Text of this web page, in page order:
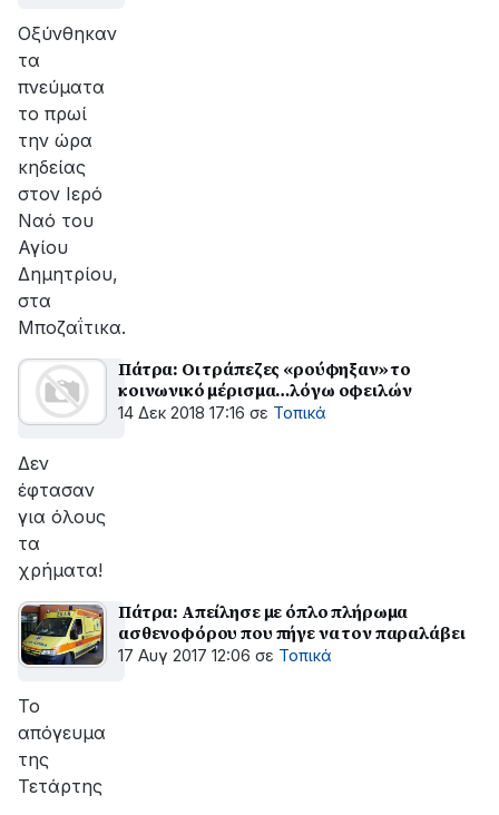
Οξύνθηκαν
τα
πνεύματα
το πρωί
την ώρα
κηδείας
στον Ιερό
Ναό του
Αγίου
Δημητρίου,
στα
Μποζαΐτικα.
Πάτρα: Οι τράπεζες «ρούφηξαν» το
κοινωνικό μέρισμα…λόγω οφειλών
14 Δεκ 2018 17:16 σε Τοπικά
Δεν
έφτασαν
για όλους
τα
χρήματα!
Πάτρα: Απείλησε με όπλο πλήρωμα
ασθενοφόρου που πήγε να τον παραλάβει
17 Αυγ 2017 12:06 σε Τοπικά
To
απόγευμα
της
Τετάρτης